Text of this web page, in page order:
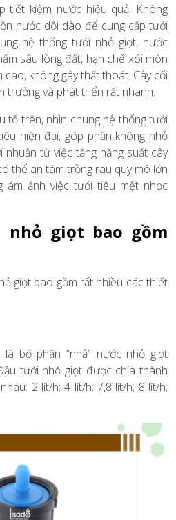
tiết kiệm nước hiệu quả. Không
nước dồi dào để cung cấp tưới
hệ thống tưới nhỏ giọt, nước
sâu lòng đất, hạn chế xói mòn
không gây thất thoát. Cây cối
trưởng và phát triển rất nhanh.
tố trên, nhìn chung hệ thống tưới
hiện đại, góp phần không nhỏ
nhuận từ việc tăng năng suất cây
thể an tâm trồng rau quy mô lớn
ám ảnh việc tưới tiêu mệt nhọc
giọt bao gồm
giọt bao gồm rất nhiều các thiết
bộ phận “nhả” nước nhỏ giọt
tưới nhỏ giọt được chia thành
2 lít/h; 4 lít/h; 7,8 lít/h; 8 lít/h;